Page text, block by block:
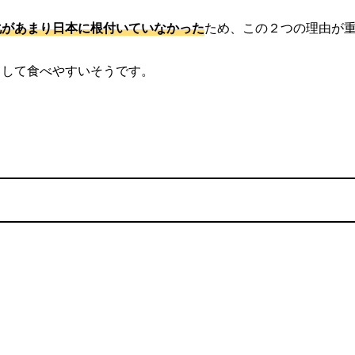
あまり日本に根付いていなかったため、この２つの理由が
て食べやすいそうです。